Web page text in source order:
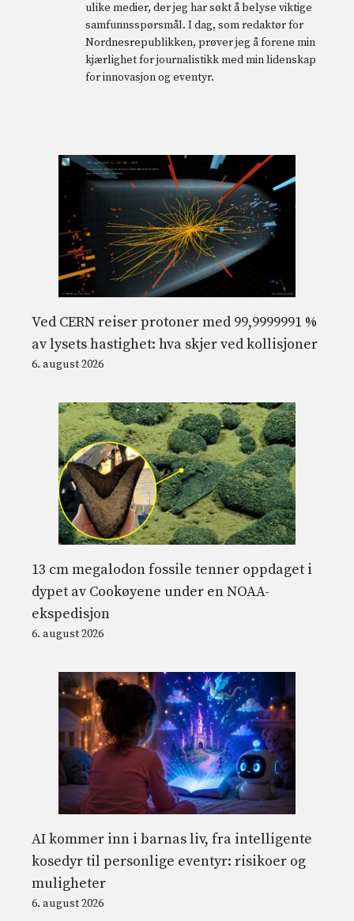
ulike medier, der jeg har søkt å belyse viktige
samfunnsspørsmål. I dag, som redaktør for
Nordnesrepublikken, prøver jeg å forene min
kjærlighet for journalistikk med min lidenskap
for innovasjon og eventyr.
Ved CERN reiser protoner med 99,9999991 %
av lysets hastighet: hva skjer ved kollisjoner
6. august 2026
13 cm megalodon fossile tenner oppdaget i
dypet av Cookøyene under en NOAA-
ekspedisjon
6. august 2026
AI kommer inn i barnas liv, fra intelligente
kosedyr til personlige eventyr: risikoer og
muligheter
6. august 2026